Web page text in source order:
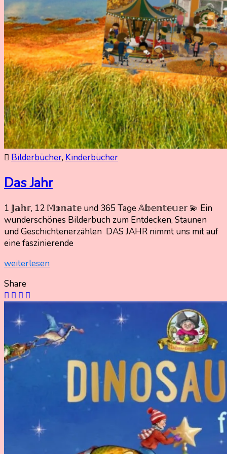
Bilderbücher, Kinderbücher
Das Jahr
25.
Dezember
202525.
2025
Nadine
Kammer
1 𝕁𝕒𝕙𝕣, 12 𝕄𝕠𝕟𝕒𝕥𝕖 und 365 Tage 𝔸𝕓𝕖𝕟𝕥𝕖𝕦𝕖𝕣 💫 Ein
wunderschönes Bilderbuch zum Entdecken, Staunen
und Geschichtenerzählen DAS JAHR nimmt uns mit auf
eine faszinierende
weiterlesen
Share